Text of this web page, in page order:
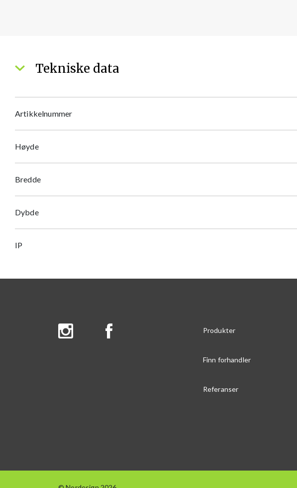
Tekniske data
Artikkelnummer
Høyde
Bredde
Dybde
IP
Produkter
Finn forhandler
Referanser